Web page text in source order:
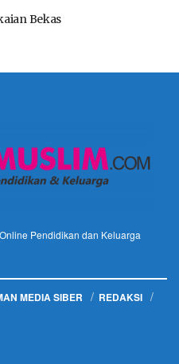
Bekas
Pendidikan dan Keluarga
MEDIA SIBER
REDAKSI